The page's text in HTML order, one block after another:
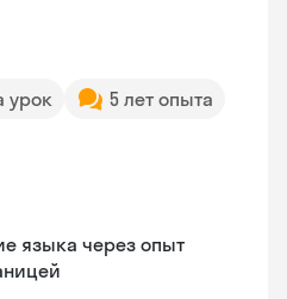
урок
5 лет опыта
языка через опыт